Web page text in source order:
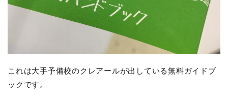
これは大手予備校のクレアールが出している無料ガイドブ
ックです。